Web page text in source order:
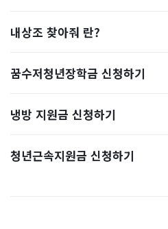
내상조 찾아줘 란?
꿈수저청년장학금 신청하기
냉방 지원금 신청하기
청년근속지원금 신청하기